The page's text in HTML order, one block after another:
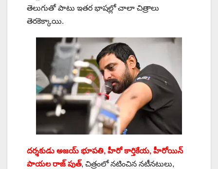
తెలుగుతో పాటు ఇతర భాషల్లో చాలా చిత్రాలు
తెరకెక్కాయి.
దర్శకుడు అజయ్ భూపతి, హీరో కార్తికేయ, హీరోయిన్
పాయల రాజ్ పుత్, చిత్రంలో నటించిన నటీనటులు,